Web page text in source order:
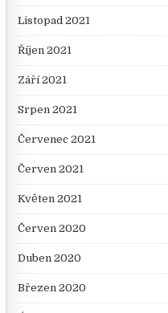
Listopad 2021
Říjen 2021
Září 2021
Srpen 2021
Červenec 2021
Červen 2021
Květen 2021
Červen 2020
Duben 2020
Březen 2020